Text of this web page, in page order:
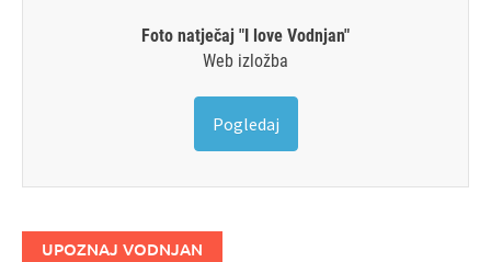
Foto natječaj "I love Vodnjan"
Web izložba
Pogledaj
UPOZNAJ VODNJAN